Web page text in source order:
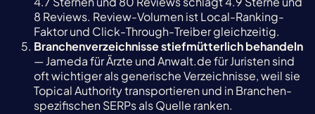
8 Reviews. Review-Volumen ist Local-Ranking-
Faktor und Click-Through-Treiber gleichzeitig.
Branchenverzeichnisse stiefmütterlich behandeln
— Jameda für Ärzte und Anwalt.de für Juristen sind
oft wichtiger als generische Verzeichnisse, weil sie
Topical Authority transportieren und in Branchen-
spezifischen SERPs als Quelle ranken.